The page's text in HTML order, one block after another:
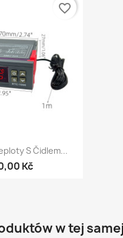
podgląd
S Čidlem...
Kč
favorite_border
w tej